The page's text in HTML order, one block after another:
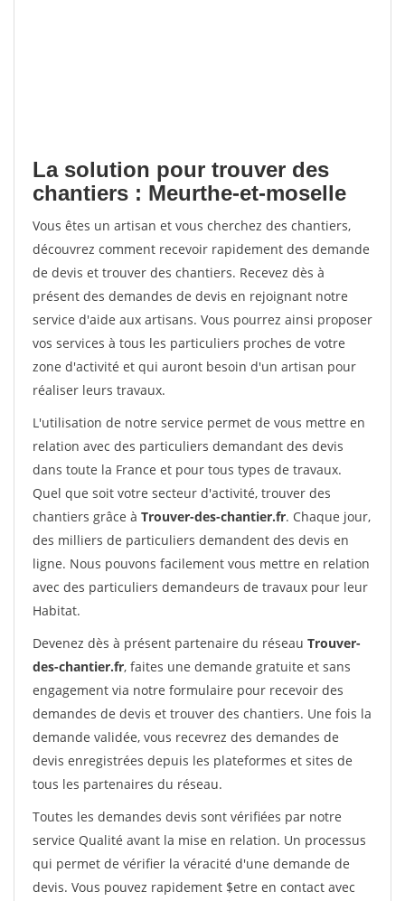
La solution pour trouver des
chantiers : Meurthe-et-moselle
Vous êtes un artisan et vous cherchez des chantiers,
découvrez comment recevoir rapidement des demande
de devis et trouver des chantiers. Recevez dès à
présent des demandes de devis en rejoignant notre
service d'aide aux artisans. Vous pourrez ainsi proposer
vos services à tous les particuliers proches de votre
zone d'activité et qui auront besoin d'un artisan pour
réaliser leurs travaux.
L'utilisation de notre service permet de vous mettre en
relation avec des particuliers demandant des devis
dans toute la France et pour tous types de travaux.
Quel que soit votre secteur d'activité, trouver des
chantiers grâce à Trouver-des-chantier.fr. Chaque jour,
des milliers de particuliers demandent des devis en
ligne. Nous pouvons facilement vous mettre en relation
avec des particuliers demandeurs de travaux pour leur
Habitat.
Devenez dès à présent partenaire du réseau Trouver-
des-chantier.fr, faites une demande gratuite et sans
engagement via notre formulaire pour recevoir des
demandes de devis et trouver des chantiers. Une fois la
demande validée, vous recevrez des demandes de
devis enregistrées depuis les plateformes et sites de
tous les partenaires du réseau.
Toutes les demandes devis sont vérifiées par notre
service Qualité avant la mise en relation. Un processus
qui permet de vérifier la véracité d'une demande de
devis. Vous pouvez rapidement $etre en contact avec